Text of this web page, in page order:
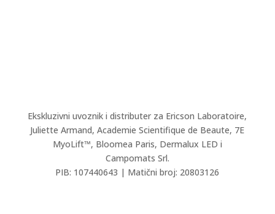
Ekskluzivni uvoznik i distributer za Ericson Laboratoire,
Juliette Armand,Academie Scientifique de Beaute, 7E
MyoLift™, Bloomea Paris, Dermalux LED i
Campomats Srl.
PIB: 107440643 | Matični broj: 20803126